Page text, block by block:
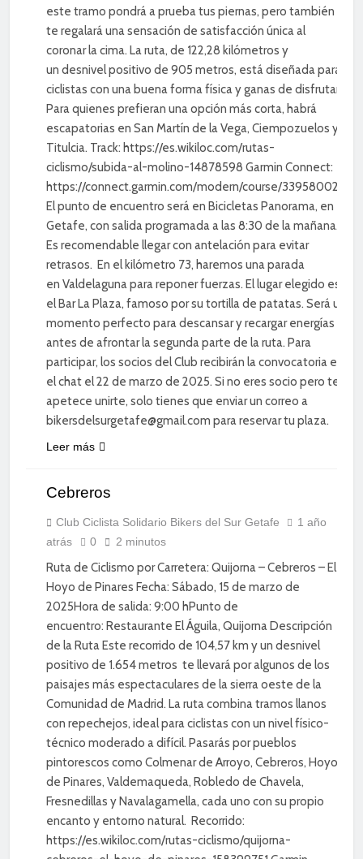
este tramo pondrá a prueba tus piernas, pero también
te regalará una sensación de satisfacción única al
coronar la cima. La ruta, de 122,28 kilómetros y
un desnivel positivo de 905 metros, está diseñada para
ciclistas con una buena forma física y ganas de disfrutar.
Para quienes prefieran una opción más corta, habrá
escapatorias en San Martín de la Vega, Ciempozuelos y
Titulcia. Track: https://es.wikiloc.com/rutas-
ciclismo/subida-al-molino-14878598 Garmin Connect:
https://connect.garmin.com/modern/course/339580029
El punto de encuentro será en Bicicletas Panorama, en
Getafe, con salida programada a las 8:30 de la mañana.
Es recomendable llegar con antelación para evitar
retrasos. En el kilómetro 73, haremos una parada
en Valdelaguna para reponer fuerzas. El lugar elegido es
el Bar La Plaza, famoso por su tortilla de patatas. Será un
momento perfecto para descansar y recargar energías
antes de afrontar la segunda parte de la ruta. Para
participar, los socios del Club recibirán la convocatoria en
el chat el 22 de marzo de 2025. Si no eres socio pero te
apetece unirte, solo tienes que enviar un correo a
bikersdelsurgetafe@gmail.com para reservar tu plaza.
Leer más
DEPORTE
DIVERSIÓN
ENTRENAMIENTO
Cebreros
Club Ciclista Solidario Bikers del Sur Getafe
1 año
atrás
0 2 minutos
Ruta de Ciclismo por Carretera: Quijorna – Cebreros – El
Hoyo de Pinares Fecha: Sábado, 15 de marzo de
2025Hora de salida: 9:00 hPunto de
encuentro: Restaurante El Águila, Quijorna Descripción
de la Ruta Este recorrido de 104,57 km y un desnivel
positivo de 1.654 metros te llevará por algunos de los
paisajes más espectaculares de la sierra oeste de la
Comunidad de Madrid. La ruta combina tramos llanos
con repechejos, ideal para ciclistas con un nivel físico-
técnico moderado a difícil. Pasarás por pueblos
pintorescos como Colmenar de Arroyo, Cebreros, Hoyo
de Pinares, Valdemaqueda, Robledo de Chavela,
Fresnedillas y Navalagamella, cada uno con su propio
encanto y entorno natural. Recorrido:
https://es.wikiloc.com/rutas-ciclismo/quijorna-